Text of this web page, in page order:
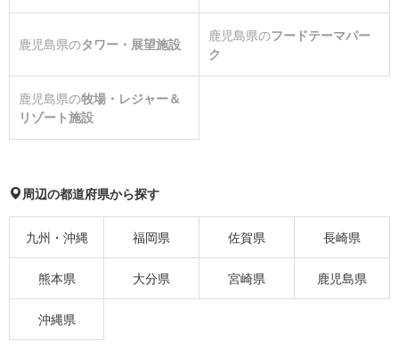
鹿児島県のタワー・展望施設
鹿児島県のフードテーマパー
ク
鹿児島県の牧場・レジャー＆
リゾート施設
周辺の都道府県から探す
九州・沖縄 福岡県 佐賀県 長崎県
熊本県 大分県 宮崎県 鹿児島県
沖縄県